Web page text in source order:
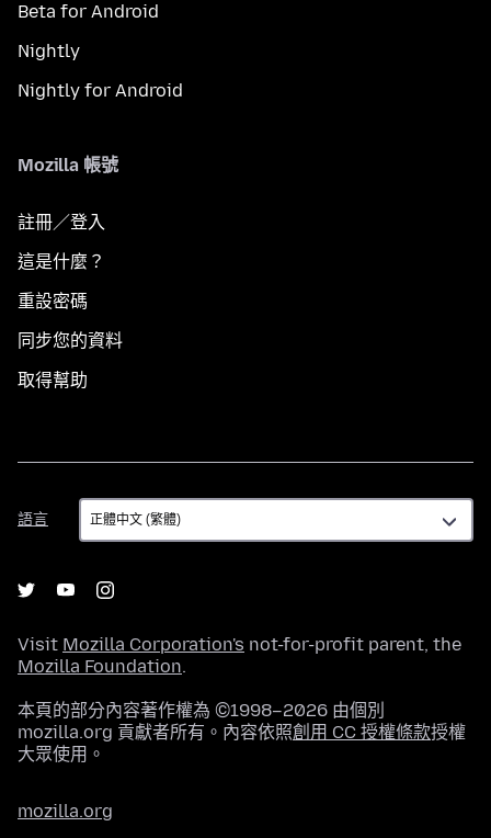
Beta for Android
Nightly
Nightly for Android
Mozilla 帳號
註冊／登入
這是什麼？
重設密碼
同步您的資料
取得幫助
語言
語
言
Visit Mozilla Corporation's not-for-profit parent, the
Mozilla Foundation.
本頁的部分內容著作權為 ©1998–2026 由個別
mozilla.org 貢獻者所有。內容依照創用 CC 授權條款授權
大眾使用。
mozilla.org